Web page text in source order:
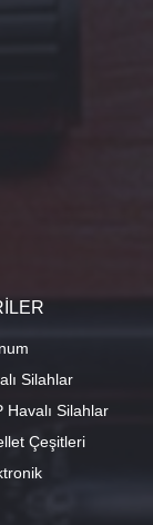
Silahlar
Havalı Silahlar
Çeşitleri